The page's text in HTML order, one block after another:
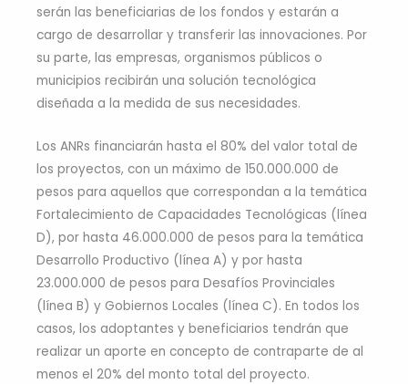
serán las beneficiarias de los fondos y estarán a
cargo de desarrollar y transferir las innovaciones. Por
su parte, las empresas, organismos públicos o
municipios recibirán una solución tecnológica
diseñada a la medida de sus necesidades.
Los ANRs financiarán hasta el 80% del valor total de
los proyectos, con un máximo de 150.000.000 de
pesos para aquellos que correspondan a la temática
Fortalecimiento de Capacidades Tecnológicas (línea
D), por hasta 46.000.000 de pesos para la temática
Desarrollo Productivo (línea A) y por hasta
23.000.000 de pesos para Desafíos Provinciales
(línea B) y Gobiernos Locales (línea C). En todos los
casos, los adoptantes y beneficiarios tendrán que
realizar un aporte en concepto de contraparte de al
menos el 20% del monto total del proyecto.